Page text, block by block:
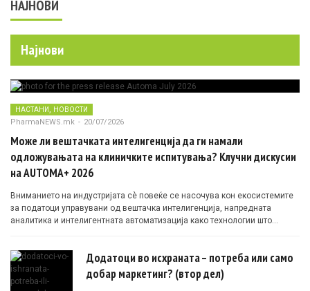
НАЈНОВИ
Најнови
НАСТАНИ, НОВОСТИ
PharmaNEWS.mk - 20/07/2026
Може ли вештачката интелигенција да ги намали
одложувањата на клиничките испитувања? Клучни дискусии
на AUTOMA+ 2026
Вниманието на индустријата сè повеќе се насочува кон екосистемите
за податоци управувани од вештачка интелигенција, напредната
аналитика и интелигентната автоматизација како технологии што
Додатоци во исхраната – потреба или само
добар маркетинг? (втор дел)